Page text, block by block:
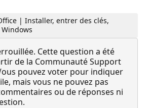
| Installer, entrer des clés,
Cette question a été
de la Communauté Support
pouvez voter pour indiquer
mais vous ne pouvez pas
ou de réponses ni